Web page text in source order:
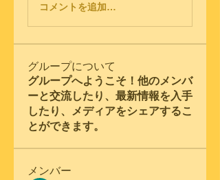
コメントを追加…
グループについて
グループへようこそ！他のメンバ
ーと交流したり、最新情報を入手
したり、メディアをシェアするこ
とができます。
メンバー